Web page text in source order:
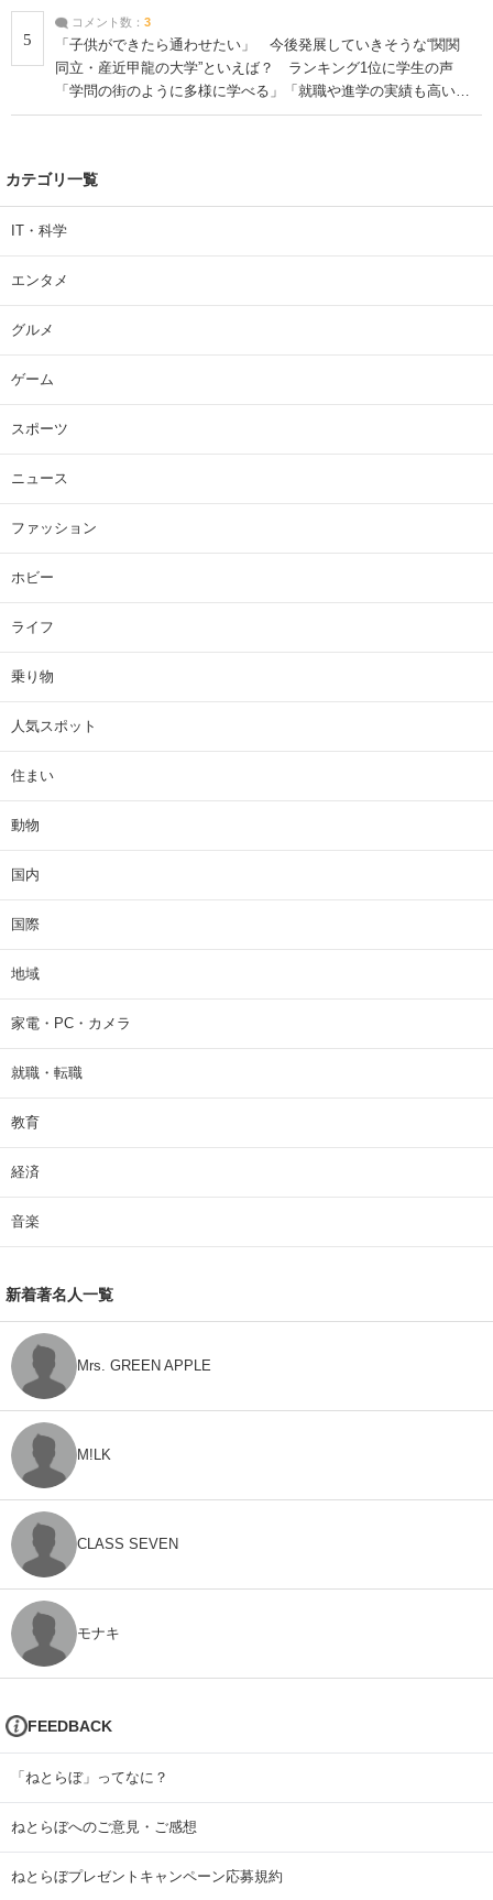
5
コメント数： 3
「子供ができたら通わせたい」 今後発展していきそうな“関関
同立・産近甲龍の大学”といえば？ ランキング1位に学生の声
「学問の街のように多様に学べる」「就職や進学の実績も高い」
| 大学 ねとらぼリサーチ
カテゴリ一覧
IT・科学
エンタメ
グルメ
ゲーム
スポーツ
ニュース
ファッション
ホビー
ライフ
乗り物
人気スポット
住まい
動物
国内
国際
地域
家電・PC・カメラ
就職・転職
教育
経済
音楽
新着著名人一覧
Mrs. GREEN APPLE
M!LK
CLASS SEVEN
モナキ
FEEDBACK
「ねとらぼ」ってなに？
ねとらぼへのご意見・ご感想
ねとらぼプレゼントキャンペーン応募規約